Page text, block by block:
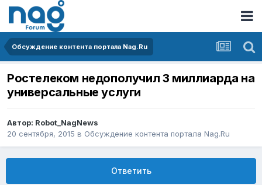
Обсуждение контента портала Nag.Ru
Ростелеком недополучил 3 миллиарда на
универсальные услуги
Автор: Robot_NagNews
20 сентября, 2015 в Обсуждение контента портала Nag.Ru
Ответить